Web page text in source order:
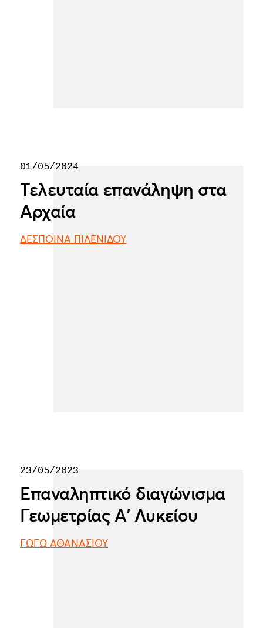
01/05/2024
Τελευταία επανάληψη στα
Αρχαία
ΔΕΣΠΟΙΝΑ ΠΙΛΕΝΙΔΟΥ
23/05/2023
Επαναληπτικό διαγώνισμα
Γεωμετρίας Α' Λυκείου
ΓΩΓΩ ΑΘΑΝΑΣΙΟΥ